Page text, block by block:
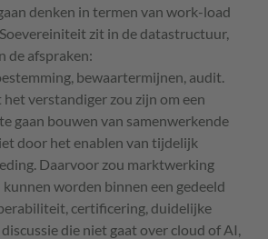
denken in termen van work-load
zit in de datastructuur,
de afspraken:
bewaartermijnen, audit.
verstandiger zou zijn om een
gaan bouwen van samenwerkende
door het enablen van tijdelijk
Daarvoor zou marktwerking
worden binnen een gedeeld
certificering, duidelijke
die niet gaat over cloud of AI,